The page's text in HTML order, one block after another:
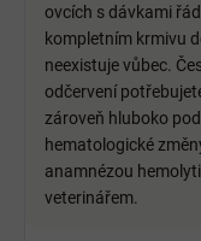
ovcích s dávkami
kompletním krmivu
neexistuje vůbec.
odčervení
zároveň hluboko
hematologické
anamnézou
veterinářem.